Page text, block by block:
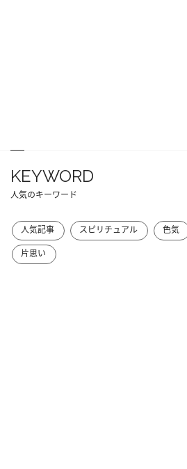
KEYWORD
人気のキーワード
人気記事 スピリチュアル 色気
片思い